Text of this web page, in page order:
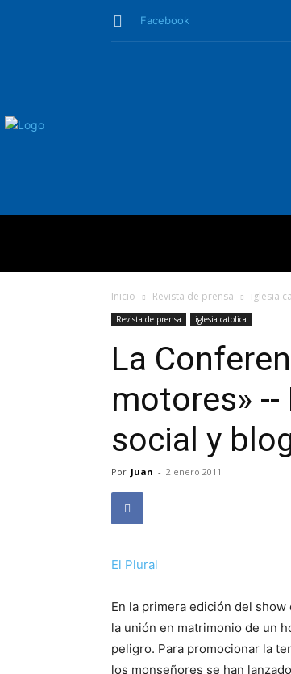
Facebook
Inicio Revista de prensa iglesia
Revista de prensa iglesia catolica
La
motores» --
social y
Por Juan - 2 enero 2011
El Plural
En la primera edición del
la unión en matrimonio de un
peligro. Para promocionar la
los monseñores se han